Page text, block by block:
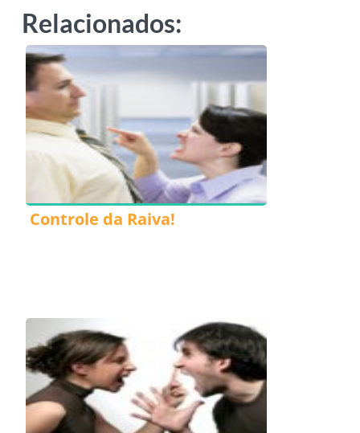
Relacionados:
Controle da Raiva!